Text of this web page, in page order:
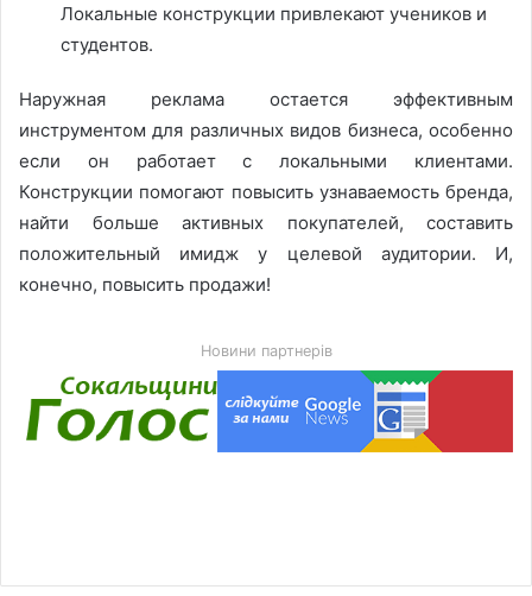
Локальные конструкции привлекают учеников и
студентов.
Наружная реклама остается эффективным
инструментом для различных видов бизнеса, особенно
если он работает с локальными клиентами.
Конструкции помогают повысить узнаваемость бренда,
найти больше активных покупателей, составить
положительный имидж у целевой аудитории. И,
конечно, повысить продажи!
Новини партнерів